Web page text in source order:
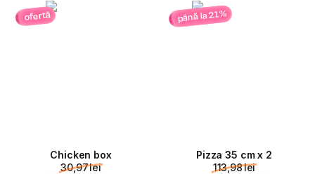
ofertă
Chicken box
30,97 lei
până la 21%
Pizza 35 cm x 2
113,98 lei